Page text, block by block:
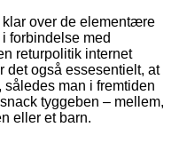
over de elementære
forbindelse med
returpolitik internet
det også essesentielt, at
man i fremtiden
tyggeben – mellem,
eller et barn.